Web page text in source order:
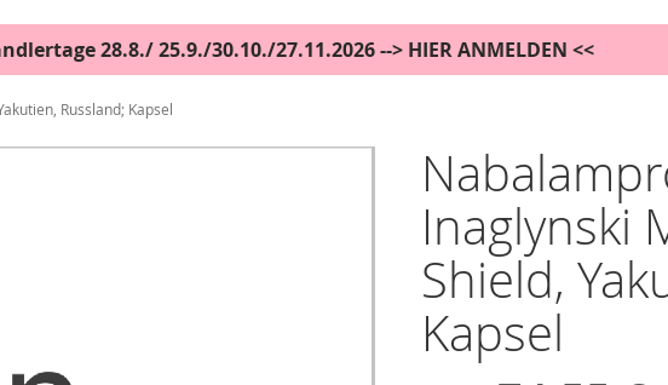
28.8./ 25.9./30.10./27.11.2026 --> HIER ANMELDEN <<
Russland; Kapsel
Inaglynski
Shield,
Kapsel